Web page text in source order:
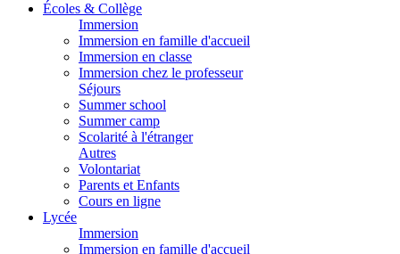
Écoles & Collège
Immersion
Immersion en famille d'accueil
Immersion en classe
Immersion chez le professeur
Séjours
Summer school
Summer camp
Scolarité à l'étranger
Autres
Volontariat
Parents et Enfants
Cours en ligne
Lycée
Immersion
Immersion en famille d'accueil